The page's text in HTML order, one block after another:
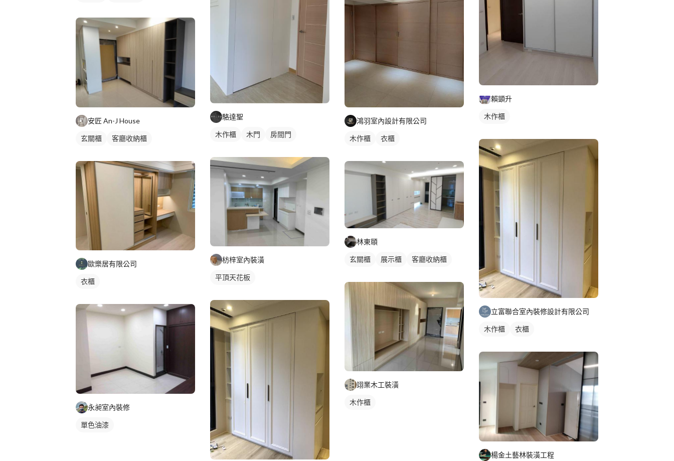
安匠 An-J House
玄關櫃 客廳收納櫃
歐樂居有限公司
衣櫃
永昶室內裝修
單色油漆
駱達聖
木作櫃 木門 房間門
枋梓室內裝潢
平頂天花板
鴻羽室內設計有限公司
木作櫃 衣櫃
林東頤
玄關櫃 展示櫃 客廳收納櫃
翊業木工裝潢
木作櫃
賴顗升
木作櫃
立富聯合室內裝修設計有限公司
木作櫃 衣櫃
楊金土藝林裝潢工程